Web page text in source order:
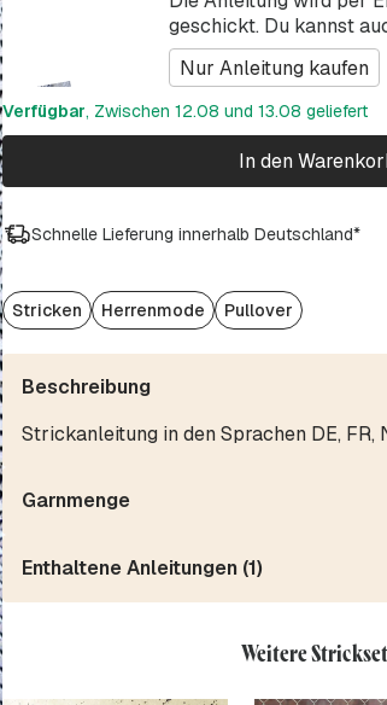
geschickt. Du kannst
Nur Anleitung kaufen
Verfügbar, Zwischen 12.08 und 13.08 geliefert
In den
Schnelle Lieferung innerhalb Deutschland*
Stricken Herrenmode Pullover
Beschreibung
Strickanleitung in den Sprachen DE, FR,
Garnmenge
Enthaltene Anleitungen (1)
Weitere